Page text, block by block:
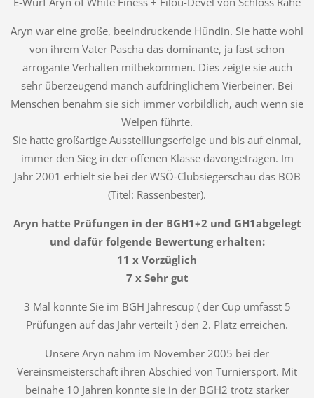
Aryn war eine große, beeindruckende Hündin. Sie hatte wohl
von ihrem Vater Pascha das dominante, ja fast schon
arrogante Verhalten mitbekommen. Dies zeigte sie auch
sehr überzeugend manch aufdringlichem Vierbeiner. Bei
Menschen benahm sie sich immer vorbildlich, auch wenn sie
Welpen führte.
Sie hatte großartige Ausstelllungserfolge und bis auf einmal,
immer den Sieg in der offenen Klasse davongetragen. Im
Jahr 2001 erhielt sie bei der WSÖ-Clubsiegerschau das BOB
(Titel: Rassenbester).
Aryn hatte Prüfungen in der BGH1+2 und GH1abgelegt
und dafür folgende Bewertung erhalten:
11 x Vorzüglich
7 x Sehr gut
3 Mal konnte Sie im BGH Jahrescup ( der Cup umfasst 5
Prüfungen auf das Jahr verteilt ) den 2. Platz erreichen.
Unsere Aryn nahm im November 2005 bei der
Vereinsmeisterschaft ihren Abschied von Turniersport. Mit
beinahe 10 Jahren konnte sie in der BGH2 trotz starker